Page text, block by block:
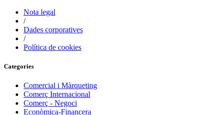
Nota legal
/
Dades corporatives
/
Política de cookies
Categories
Comercial i Màrqueting
Comerç Internacional
Comerç - Negoci
Econòmica-Financera